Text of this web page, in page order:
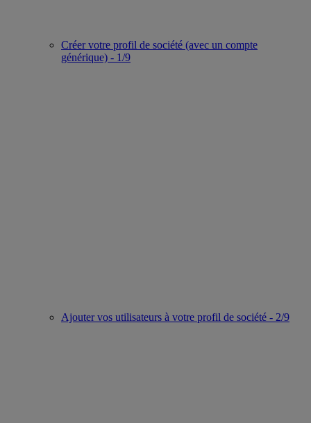
Créer votre profil de société (avec un compte
générique) - 1/9
Ajouter vos utilisateurs à votre profil de société - 2/9